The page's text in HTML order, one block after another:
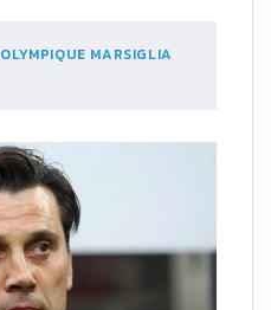
OLYMPIQUE MARSIGLIA